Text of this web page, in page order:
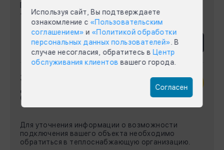
Город отнесен к ценовой зоне
теплоснабжения
Задать вопрос
Зона
деятельности
СГК
Для уточнения информации о возможности
подключения вашего объекта необходимо
обратиться в теплоснабжающую организацию.
Используя сайт, Вы подтверждаете
ознакомление с «Пользовательским
соглашением» и «Политикой обработки
персональных данных пользователей» . В
случае несогласия, обратитесь вЦентр
обслуживания клиентов вашего города.
Согласен